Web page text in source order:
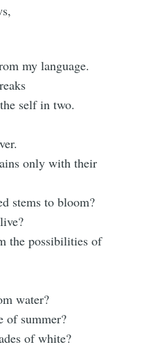
my language.
self in two.
only with their
stems to bloom?
the possibilities of
water?
of summer?
of white?